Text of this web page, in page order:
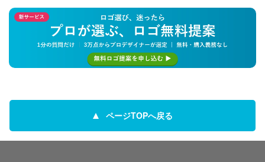
ページTOPへ戻る